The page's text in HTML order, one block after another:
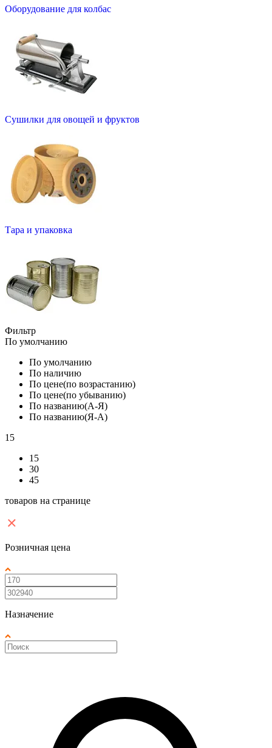
Оборудование для колбас
Сушилки для овощей и фруктов
Тара и упаковка
Фильтр
По умолчанию
По умолчанию
По наличию
По цене(по возрастанию)
По цене(по убыванию)
По названию(А-Я)
По названию(Я-А)
15
15
30
45
товаров на странице
Розничная цена
Назначение